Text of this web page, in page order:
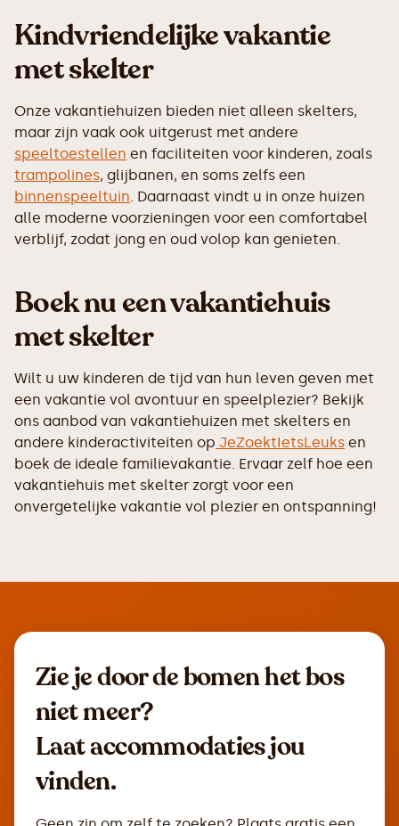
Kindvriendelijke vakantie
met skelter
Onze vakantiehuizen bieden niet alleen skelters,
maar zijn vaak ook uitgerust met andere
speeltoestellen en faciliteiten voor kinderen, zoals
trampolines, glijbanen, en soms zelfs een
binnenspeeltuin . Daarnaast vindt u in onze huizen
alle moderne voorzieningen voor een comfortabel
verblijf, zodat jong en oud volop kan genieten.
Boek nu een vakantiehuis
met skelter
Wilt u uw kinderen de tijd van hun leven geven met
een vakantie vol avontuur en speelplezier? Bekijk
ons aanbod van vakantiehuizen met skelters en
andere kinderactiviteiten op JeZoektIetsLeuks en
boek de ideale familievakantie. Ervaar zelf hoe een
vakantiehuis met skelter zorgt voor een
onvergetelijke vakantie vol plezier en ontspanning!
Zie je door de bomen het bos
niet meer?
Laat accommodaties jou
vinden.